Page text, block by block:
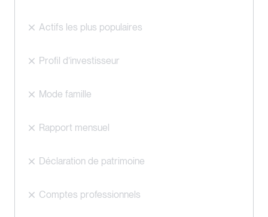
Actifs les plus populaires
Profil d’investisseur
Mode famille
Rapport mensuel
Déclaration de patrimoine
Comptes professionnels